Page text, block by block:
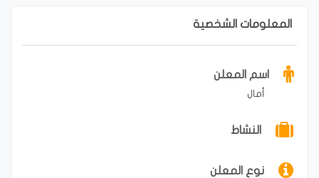
المعلومات الشخصية
اسم المعلن
أمال
النشاط
نوع المعلن